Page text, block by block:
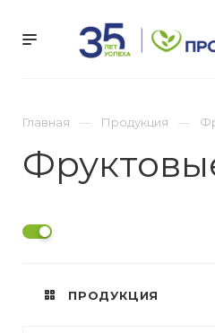
Главная Продукция
ПРОДУКЦИЯ